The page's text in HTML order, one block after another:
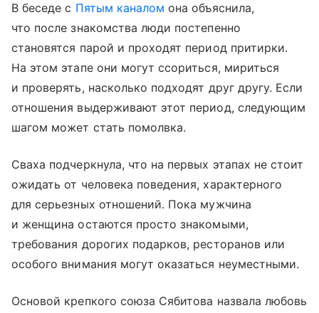
В беседе с Пятым каналом она объяснила,
что после знакомства люди постепенно
становятся парой и проходят период притирки.
На этом этапе они могут ссориться, мириться
и проверять, насколько подходят друг другу. Если
отношения выдерживают этот период, следующим
шагом может стать помолвка.
Сваха подчеркнула, что на первых этапах не стоит
ожидать от человека поведения, характерного
для серьезных отношений. Пока мужчина
и женщина остаются просто знакомыми,
требования дорогих подарков, ресторанов или
особого внимания могут оказаться неуместными.
Основой крепкого союза Сябитова назвала любовь